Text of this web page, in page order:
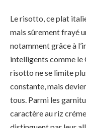
Le risotto, ce plat
mais sûrement frayé
notamment grâce à
intelligents comme le
risotto ne se limite
constante, mais
tous. Parmi les
caractère au riz